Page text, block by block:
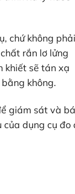
chứ không phải
rắn lơ lửng
khiết sẽ tán xạ
không.
giám sát và
của dụng cụ đo